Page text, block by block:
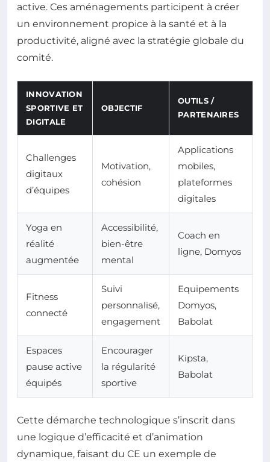
active. Ces aménagements participent à créer
un environnement propice à la santé et à la
productivité, aligné avec la stratégie globale du
comité.
INNOVATION
SPORTIVE ET
DIGITALE
OBJECTIF
OUTILS /
PARTENAIRES
Challenges
digitaux
d’équipes
Motivation,
cohésion
Applications
mobiles,
plateformes
digitales
Yoga en
réalité
augmentée
Accessibilité,
bien-être
mental
Coach en
ligne, Domyos
Fitness
connecté
Suivi
personnalisé,
engagement
Equipements
Domyos,
Babolat
Espaces
pause active
équipés
Encourager
la régularité
sportive
Kipsta,
Babolat
Cette démarche technologique s’inscrit dans
une logique d’efficacité et d’animation
dynamique, faisant du CE un exemple de